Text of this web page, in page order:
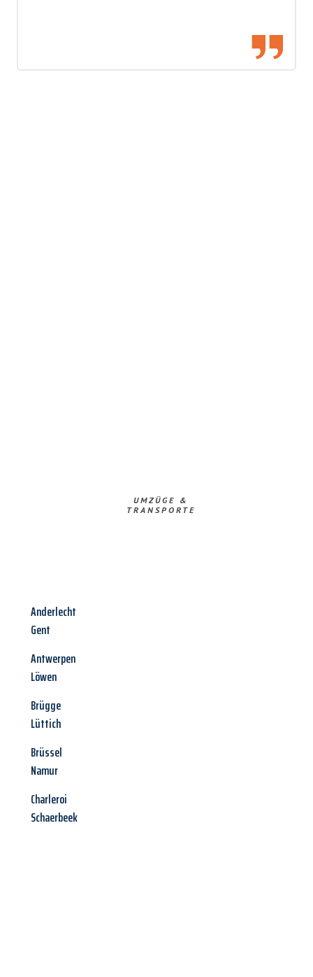
UMZÜGE &
TRANSPORTE
Anderlecht
Gent
Antwerpen
Löwen
Brügge
Lüttich
Brüssel
Namur
Charleroi
Schaerbeek